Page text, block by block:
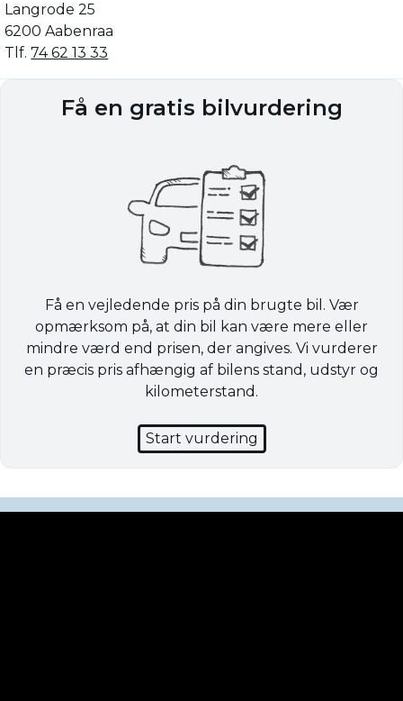
Langrode 25
6200 Aabenraa
Tlf.74 62 13 33
Få en gratis bilvurdering
Få en vejledende pris på din brugte bil. Vær
opmærksom på, at din bil kan være mere eller
mindre værd end prisen, der angives. Vi vurderer
en præcis pris afhængig af bilens stand, udstyr og
kilometerstand.
Start vurdering